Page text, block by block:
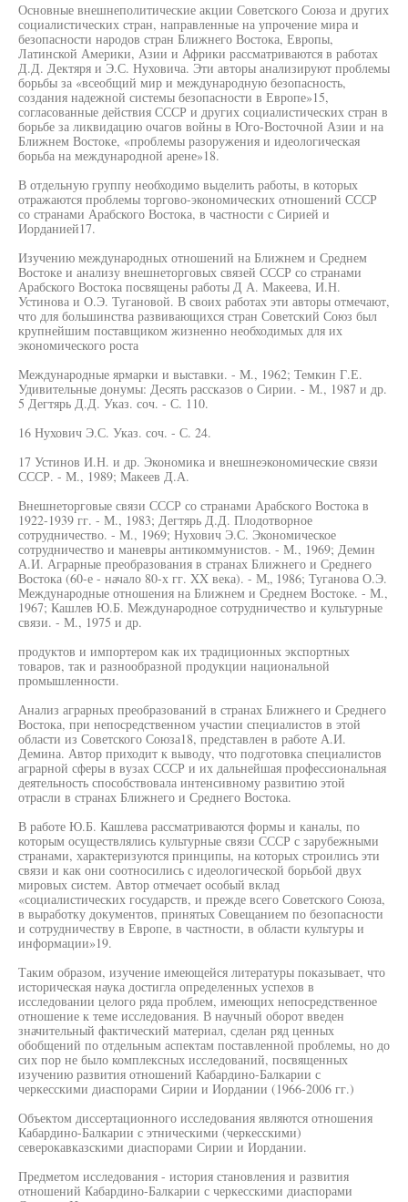
Основные внешнеполитические акции Советского Союза и других
социалистических стран, направленные на упрочение мира и
безопасности народов стран Ближнего Востока, Европы,
Латинской Америки, Азии и Африки рассматриваются в работах
Д.Д. Дектяря и Э.С. Нуховича. Эти авторы анализируют проблемы
борьбы за «всеобщий мир и международную безопасность,
создания надежной системы безопасности в Европе»15,
согласованные действия СССР и других социалистических стран в
борьбе за ликвидацию очагов войны в Юго-Восточной Азии и на
Ближнем Востоке, «проблемы разоружения и идеологическая
борьба на международной арене»18.
В отдельную группу необходимо выделить работы, в которых
отражаются проблемы торгово-экономических отношений СССР
со странами Арабского Востока, в частности с Сирией и
Иорданией17.
Изучению международных отношений на Ближнем и Среднем
Востоке и анализу внешнеторговых связей СССР со странами
Арабского Востока посвящены работы Д А. Макеева, И.Н.
Устинова и О.Э. Тугановой. В своих работах эти авторы отмечают,
что для большинства развивающихся стран Советский Союз был
крупнейшим поставщиком жизненно необходимых для их
экономического роста
Международные ярмарки и выставки. - М., 1962; Темкин Г.Е.
Удивительные донумы: Десять рассказов о Сирии. - М., 1987 и др.
5 Дегтярь Д.Д. Указ. соч. - С. 110.
16 Нухович Э.С. Указ. соч. - С. 24.
17 Устинов И.Н. и др. Экономика и внешнеэкономические связи
СССР. - М., 1989; Макеев Д.А.
Внешнеторговые связи СССР со странами Арабского Востока в
1922-1939 гг. - М., 1983; Дегтярь Д.Д. Плодотворное
сотрудничество. - М., 1969; Нухович Э.С. Экономическое
сотрудничество и маневры антикоммунистов. - М., 1969; Демин
А.И. Аграрные преобразования в странах Ближнего и Среднего
Востока (60-е - начало 80-х гг. XX века). - М„ 1986; Туганова О.Э.
Международные отношения на Ближнем и Среднем Востоке. - М.,
1967; Кашлев Ю.Б. Международное сотрудничество и культурные
связи. - М., 1975 и др.
продуктов и импортером как их традиционных экспортных
товаров, так и разнообразной продукции национальной
промышленности.
Анализ аграрных преобразований в странах Ближнего и Среднего
Востока, при непосредственном участии специалистов в этой
области из Советского Союза18, представлен в работе А.И.
Демина. Автор приходит к выводу, что подготовка специалистов
аграрной сферы в вузах СССР и их дальнейшая профессиональная
деятельность способствовала интенсивному развитию этой
отрасли в странах Ближнего и Среднего Востока.
В работе Ю.Б. Кашлева рассматриваются формы и каналы, по
которым осуществлялись культурные связи СССР с зарубежными
странами, характеризуются принципы, на которых строились эти
связи и как они соотносились с идеологической борьбой двух
мировых систем. Автор отмечает особый вклад
«социалистических государств, и прежде всего Советского Союза,
в выработку документов, принятых Совещанием по безопасности
и сотрудничеству в Европе, в частности, в области культуры и
информации»19.
Таким образом, изучение имеющейся литературы показывает, что
историческая наука достигла определенных успехов в
исследовании целого ряда проблем, имеющих непосредственное
отношение к теме исследования. В научный оборот введен
значительный фактический материал, сделан ряд ценных
обобщений по отдельным аспектам поставленной проблемы, но до
сих пор не было комплексных исследований, посвященных
изучению развития отношений Кабардино-Балкарии с
черкесскими диаспорами Сирии и Иордании (1966-2006 гг.)
Объектом диссертационного исследования являются отношения
Кабардино-Балкарии с этническими (черкесскими)
северокавказскими диаспорами Сирии и Иордании.
Предметом исследования - история становления и развития
отношений Кабардино-Балкарии с черкесскими диаспорами